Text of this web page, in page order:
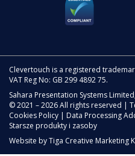
Clevertouch is a registered
VAT Reg No: GB 299 4892 75.
Sahara Presentation Systems
© 2021 – 2026 All rights reserved |
Cookies Policy | Data Processing
Starsze produkty i zasoby
Website byTiga Creative Marketing